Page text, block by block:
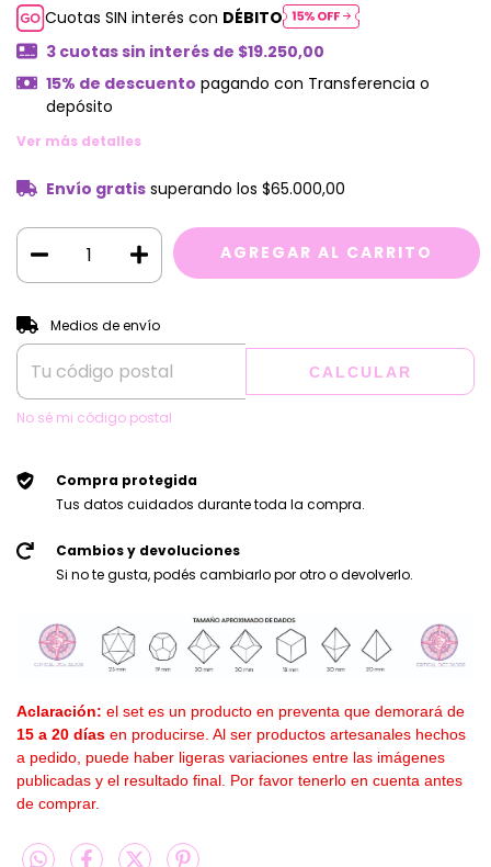
Cuotas SIN interés con DÉBITO
3 cuotas sin interés de $19.250,00
15% de descuento pagando con Transferencia o
depósito
Ver más detalles
Envío gratis superando los $65.000,00
Entregas para el CP:
Medios de envío
CALCULAR
No sé mi código postal
Compra protegida
Tus datos cuidados durante toda la compra.
Cambios y devoluciones
Si no te gusta, podés cambiarlo por otro o devolverlo.
Aclaración: el set es un producto en preventa que demorará de
15 a 20 días en producirse. Al ser productos artesanales hechos
a pedido, puede haber ligeras variaciones entre las imágenes
publicadas y el resultado final. Por favor tenerlo en cuenta antes
de comprar.